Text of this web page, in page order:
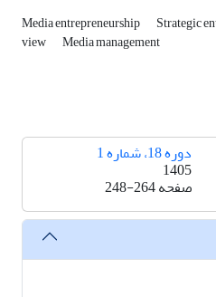
Media entrepreneurship Strategic
view Media management
دوره 18، شماره 1
1405
صفحه248-264